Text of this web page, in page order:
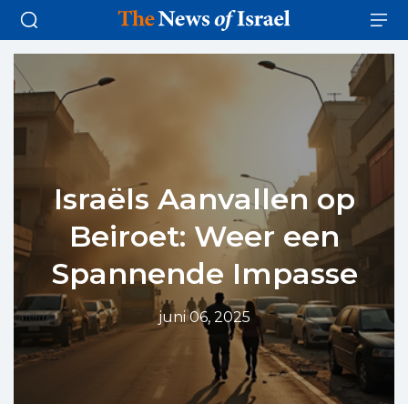
Israëls Aanvallen op
Beiroet: Weer een
Spannende Impasse
juni 06, 2025